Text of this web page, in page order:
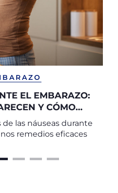
EL EMBARAZO:
Y CÓMO
de las náuseas durante
remedios eficaces